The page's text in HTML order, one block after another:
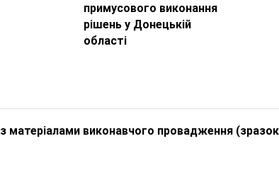
примусового виконання
рішень у Донецькій
області
матеріалами виконавчого провадження